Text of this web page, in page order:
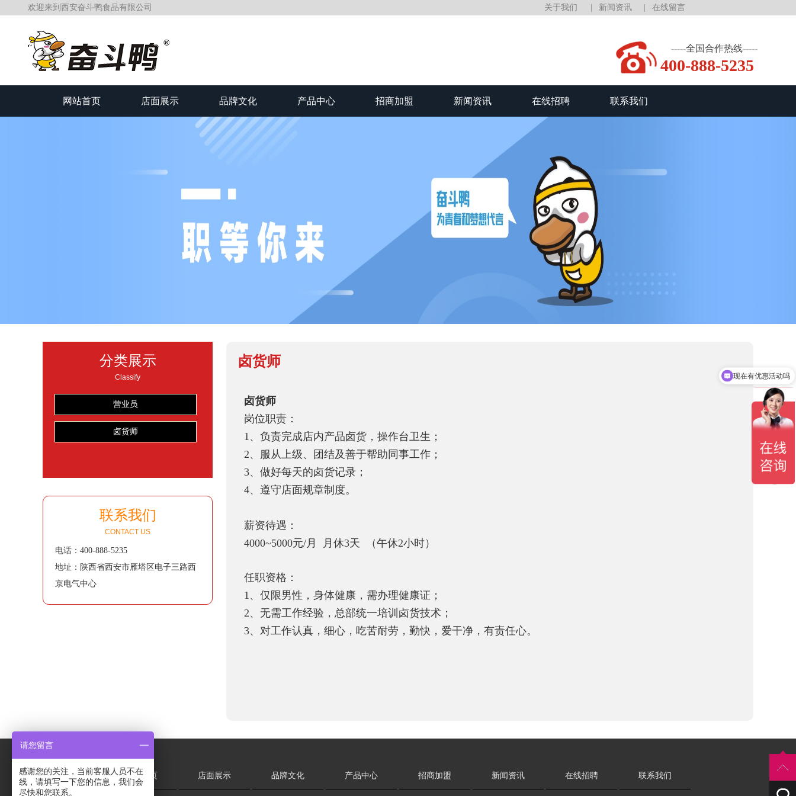
欢迎来到西安奋斗鸭食品有限公司 关于我们 新闻资讯 在线留言
全国合作热线
400-888-5235
网站首页 店面展示 品牌文化 产品中心 招商加盟 新闻资讯 在线招聘 联系我们
分类展示
Classify
营业员
卤货师
联系我们
CONTACT US
电话：400-888-5235
地址：陕西省西安市雁塔区电子三路西
京电气中心
卤货师
卤货师
岗位职责：
1、负责完成店内产品卤货，操作台卫生；
2、服从上级、团结及善于帮助同事工作；
3、做好每天的卤货记录；
4、遵守店面规章制度。
薪资待遇：
4000~5000元/月 月休3天 （午休2小时）
任职资格：
1、仅限男性，身体健康，需办理健康证；
2、无需工作经验，总部统一培训卤货技术；
3、对工作认真，细心，吃苦耐劳，勤快，爱干净，有责任心。
网站首页 店面展示 品牌文化 产品中心 招商加盟 新闻资讯 在线招聘 联系我们
可以介绍下你们的产品么
现在有优惠活动吗
请您留言
感谢您的关注，当前客服人员不在
线，请填写一下您的信息，我们会
尽快和您联系。